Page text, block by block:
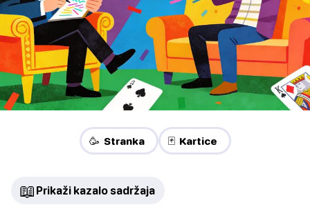
🥳 Stranka 🃏 Kartice
📖 Prikaži kazalo sadržaja